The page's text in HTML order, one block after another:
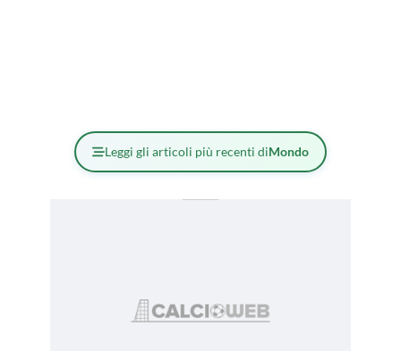
Leggi gli articoli più recenti diMondo